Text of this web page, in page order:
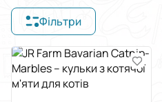
Фільтри
Відображати в
Сортувати за